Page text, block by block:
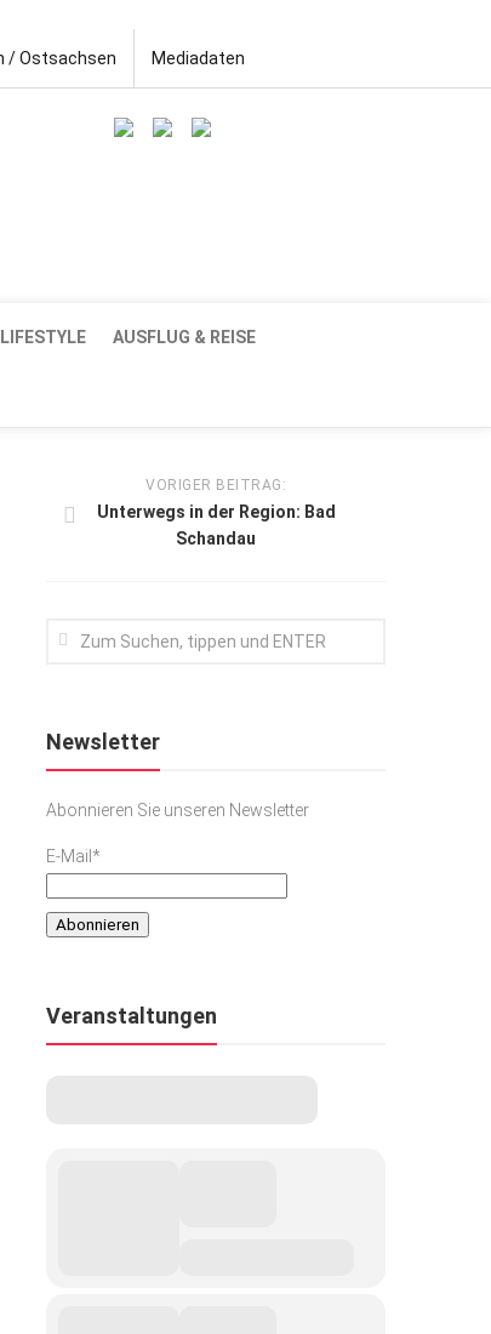
/ Ostsachsen Mediadaten
LIFESTYLE AUSFLUG & REISE
VORIGER BEITRAG:
Unterwegs in der Region: Bad
Schandau
Newsletter
Abonnieren Sie unseren Newsletter
E-Mail*
Veranstaltungen